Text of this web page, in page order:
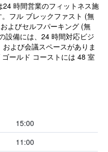
時間営業のフィットネス施
フル ブレックファスト (無
よびセルフパーキング (無
設備には、24 時間対応ビジ
よび会議スペースがありま
ールド コーストには 48 室
15:00
11:00